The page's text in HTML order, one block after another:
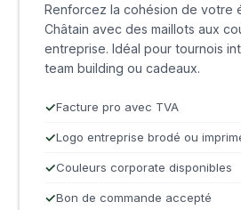
Renforcez la cohésion de votre
Châtain avec des maillots aux
entreprise. Idéal pour tournois
team building ou cadeaux.
Facture pro avec TVA
Logo entreprise brodé ou
Couleurs corporate disponibles
Bon de commande accepté